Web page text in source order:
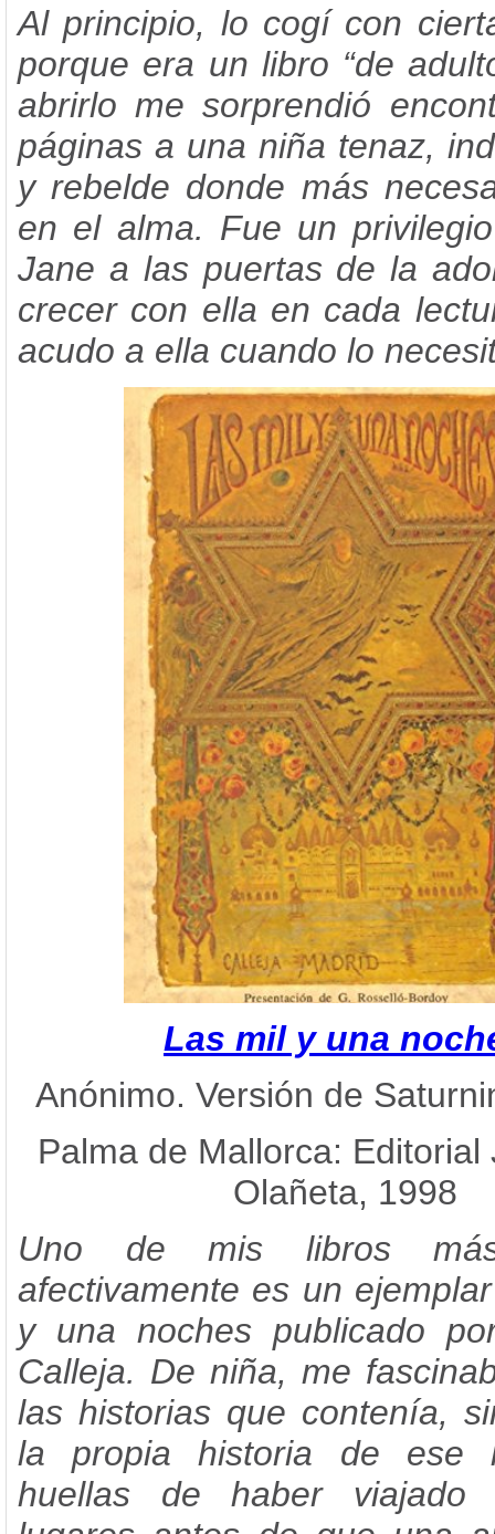
Al principio, lo cogí con
porque era un libro “de
abrirlo me sorprendió
páginas a una niña tenaz,
y rebelde donde más
en el alma. Fue un
Jane a las puertas de la
crecer con ella en cada
acudo a ella cuando lo
Las mil y una
Anónimo. Versión de
Palma de Mallorca: Editorial
Olañeta, 1998
Uno de mis libros
afectivamente es un
y una noches publicado
Calleja. De niña, me
las historias que contenía,
la propia historia de ese
huellas de haber viajado